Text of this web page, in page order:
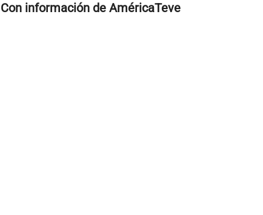
Con información de AméricaTeve